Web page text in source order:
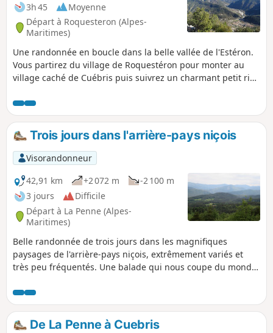
3h 45
Moyenne
Départ à Roquesteron (Alpes-
Maritimes)
Une randonnée en boucle dans la belle vallée de l'Estéron.
Vous partirez du village de Roquestéron pour monter au
village caché de Cuébris puis suivrez un charmant petit riou
crête du Mont Long au niveau de l'Abeille. Vous découvrirez
alors un très beau panorama sur la partie orientale de cette
vallée avec les sommets de la crête du Mont Vial, le Mont
Lion et le Mont Auvière... et l'Estéron qui serpente entre les
villages.
Trois jours dans l'arrière-pays niçois
Visorandonneur
42,91 km
+2 072 m
-2 100 m
3 jours
Difficile
Départ à La Penne (Alpes-
Maritimes)
Belle randonnée de trois jours dans les magnifiques
paysages de l'arrière-pays niçois, extrêmement variés et
très peu fréquentés. Une balade qui nous coupe du monde
souvent très isolés. Les hébergements sont rares : il ne faut
pas partir sans avoir réservé les deux gîtes (Cuébris et
Aiglun).De La Penne à Cuebris